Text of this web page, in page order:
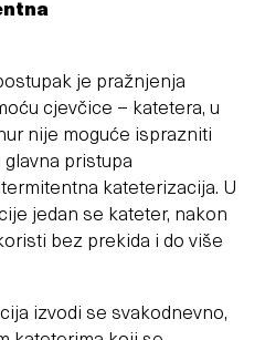
je pražnjenja
cjevčice – katetera, u
nije moguće isprazniti
glavna pristupa
kateterizacija. U
jedan se kateter, nakon
bez prekida i do više
izvodi se svakodnevno,